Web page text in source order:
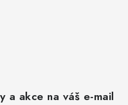
a akce na váš e-mail